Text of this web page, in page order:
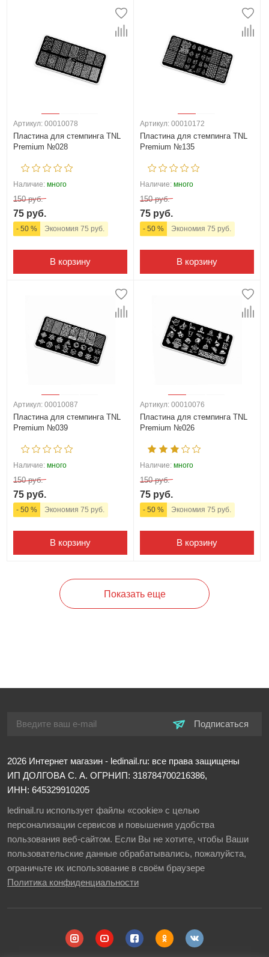
Артикул: 00010078
Пластина для стемпинга TNL
Premium №028
Наличие: много
150 руб.
75 руб.
- 50 % Экономия 75 руб.
В корзину
Артикул: 00010172
Пластина для стемпинга TNL
Premium №135
Наличие: много
150 руб.
75 руб.
- 50 % Экономия 75 руб.
В корзину
Артикул: 00010087
Пластина для стемпинга TNL
Premium №039
Наличие: много
150 руб.
75 руб.
- 50 % Экономия 75 руб.
В корзину
Артикул: 00010076
Пластина для стемпинга TNL
Premium №026
Наличие: много
150 руб.
75 руб.
- 50 % Экономия 75 руб.
В корзину
Показать еще
Подписаться
2026 Интернет магазин - ledinail.ru: все права защищены
ИП ДОЛГОВА С. А. ОГРНИП: 318784700216386,
ИНН: 645329910205
ledinail.ru использует файлы «cookie» с целью
персонализации сервисов и повышения удобства
пользования веб-сайтом. Если Вы не хотите, чтобы Ваши
пользовательские данные обрабатывались, пожалуйста,
ограничьте их использование в своём браузере
Политика конфиденциальности